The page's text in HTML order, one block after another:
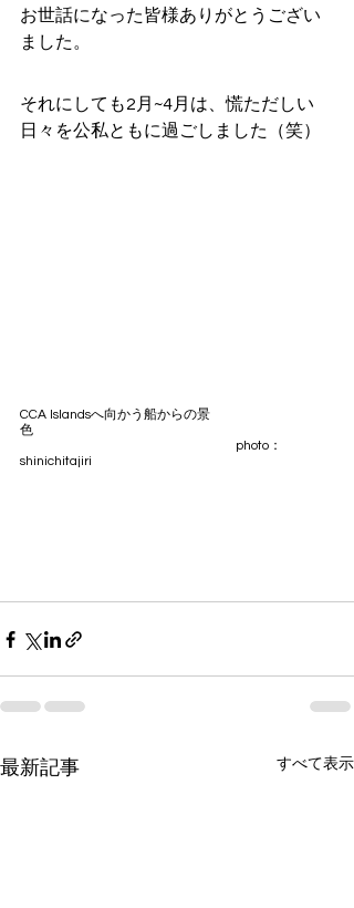
お世話になった皆様ありがとうござい
ました。
それにしても2月~4月は、慌ただしい
日々を公私ともに過ごしました（笑）
CCA Islandsへ向かう船からの景
色
photo：
shinichitajiri
最新記事 すべて表示